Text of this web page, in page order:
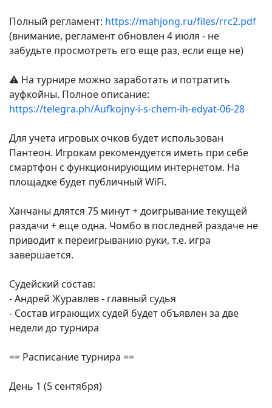
Полный регламент: https://mahjong.ru/files/rrc2.pdf
(внимание, регламент обновлен 4 июля - не
забудьте просмотреть его еще раз, если еще не)
⚠️ На турнире можно заработать и потратить
ауфкойны. Полное описание:
https://telegra.ph/Aufkojny-i-s-chem-ih-edyat-06-28
Для учета игровых очков будет использован
Пантеон. Игрокам рекомендуется иметь при себе
смартфон с функционирующим интернетом. На
площадке будет публичный WiFi.
Ханчаны длятся 75 минут + доигрывание текущей
раздачи + еще одна. Чомбо в последней раздаче не
приводит к переигрыванию руки, т.е. игра
завершается.
Судейский состав:
- Андрей Журавлев - главный судья
- Состав играющих судей будет объявлен за две
недели до турнира
== Расписание турнира ==
День 1 (5 сентября)